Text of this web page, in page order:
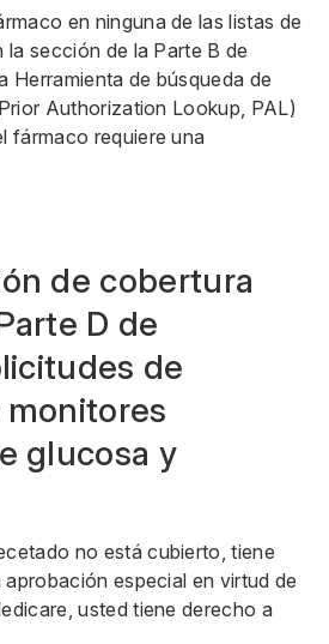
en ninguna de las listas de
la sección de la Parte B de
Herramienta de búsqueda de
Authorization Lookup, PAL)
fármaco requiere una
de cobertura
D de
de
glucosa y
no está cubierto, tiene
especial en virtud de
usted tiene derecho a